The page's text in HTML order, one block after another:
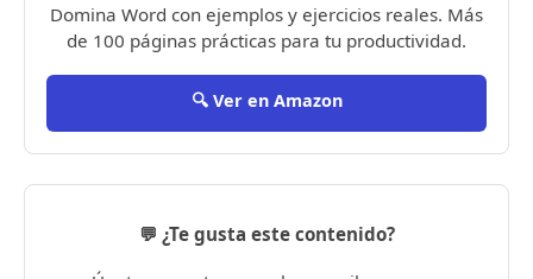
Domina Word con ejemplos y ejercicios reales. Más
de 100 páginas prácticas para tu productividad.
🔍 Ver en Amazon
💬 ¿Te gusta este contenido?